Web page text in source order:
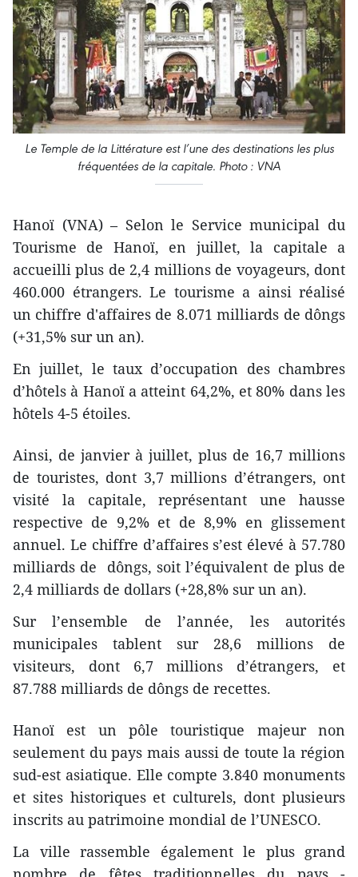
Le Temple de la Littérature est l’une des destinations les plus
fréquentées de la capitale. Photo : VNA
Hanoï (VNA) – Selon le Service municipal du
Tourisme de Hanoï, en juillet, la capitale a
accueilli plus de 2,4 millions de voyageurs, dont
460.000 étrangers. Le tourisme a ainsi réalisé
un chiffre d'affaires de 8.071 milliards de dôngs
(+31,5% sur un an).
En juillet, le taux d’occupation des chambres
d’hôtels à Hanoï a atteint 64,2%, et 80% dans les
hôtels 4-5 étoiles.
Ainsi, de janvier à juillet, plus de 16,7 millions
de touristes, dont 3,7 millions d’étrangers, ont
visité la capitale, représentant une hausse
respective de 9,2% et de 8,9% en glissement
annuel. Le chiffre d’affaires s’est élevé à 57.780
milliards de dôngs, soit l’équivalent de plus de
2,4 milliards de dollars (+28,8% sur un an).
Sur l’ensemble de l’année, les autorités
municipales tablent sur 28,6 millions de
visiteurs, dont 6,7 millions d’étrangers, et
87.788 milliards de dôngs de recettes.
Hanoï est un pôle touristique majeur non
seulement du pays mais aussi de toute la région
sud-est asiatique. Elle compte 3.840 monuments
et sites historiques et culturels, dont plusieurs
inscrits au patrimoine mondial de l’UNESCO.
La ville rassemble également le plus grand